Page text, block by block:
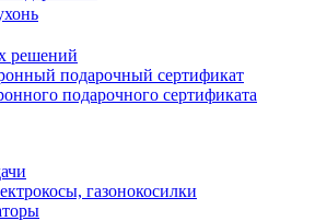
решений
подарочный сертификат
газонокосилки